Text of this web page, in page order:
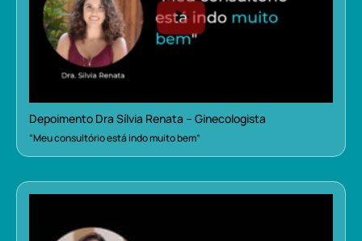
Depoimento Dra Sílvia Renata – Ginecologista
“Meu consultório está indo muito bem”